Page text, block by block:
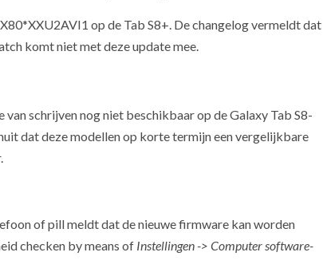
op de Tab S8+. De changelog vermeldt dat
komt niet met deze update mee.
schrijven nog niet beschikbaar op de Galaxy Tab S8-
dat deze modellen op korte termijn een vergelijkbare
of pill meldt dat de nieuwe firmware kan worden
checken by means of Instellingen -> Computer software-